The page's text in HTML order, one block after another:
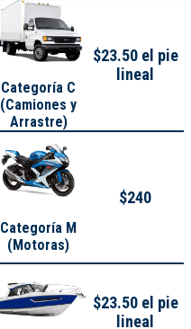
Categoría C
(Camiones y
Arrastre)
$23.50 el pie
lineal
Categoría M
(Motoras)
$240
$23.50 el pie
lineal